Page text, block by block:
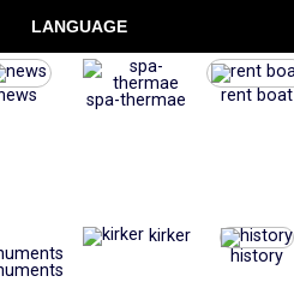
LANGUAGE
spa-thermae rent boat
kirker
history